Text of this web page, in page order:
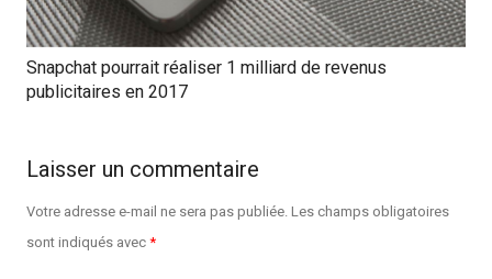
Snapchat pourrait réaliser 1 milliard de revenus
publicitaires en 2017
Laisser un commentaire
Votre adresse e-mail ne sera pas publiée.Les champs obligatoires
sont indiqués avec*